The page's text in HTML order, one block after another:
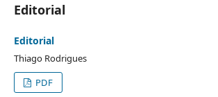
Editorial
Editorial
Thiago Rodrigues
PDF